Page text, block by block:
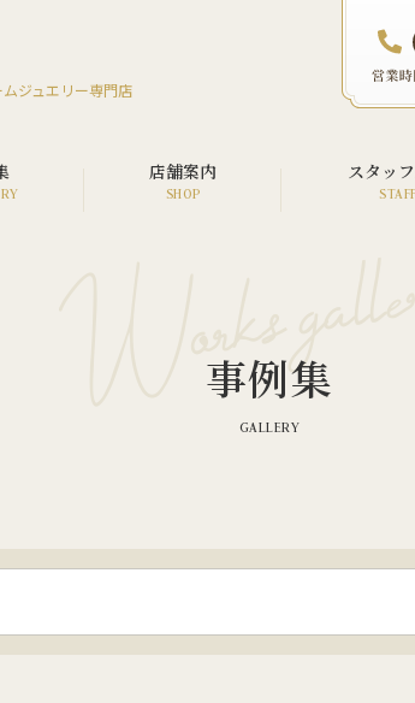
ジュエリー専門店
ウエディング
店舗案内 スタッ
事例集